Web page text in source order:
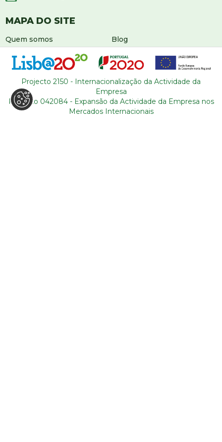
MAPA DO SITE
Quem somos
Roteiros
Blog
Condições gerais
Projecto 2150 - Internacionalização da Actividade da
Empresa
Projecto 042084 - Expansão da Actividade da Empresa nos
Mercados Internacionais